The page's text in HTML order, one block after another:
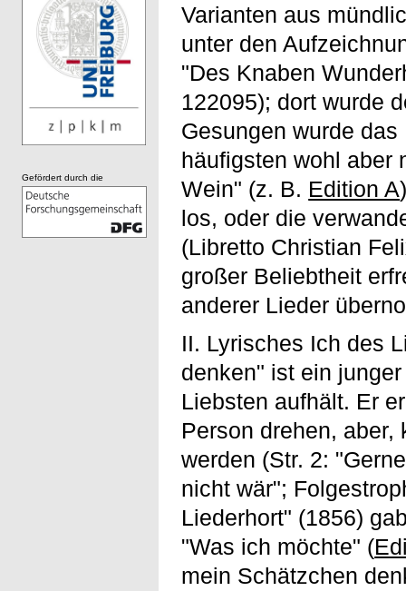
Varianten aus
unter den
"Des Knaben
122095); dort wurde
Gesungen wurde
häufigsten wohl aber
Wein" (z. B. Edition A
los, oder die
(Libretto Christian
großer Beliebtheit
anderer Lieder
II. Lyrisches Ich des
denken" ist ein
Liebsten aufhält. Er
Person drehen,
werden (Str. 2:
nicht wär";
Liederhort" (1856)
"Was ich möchte" (
mein Schätzchen
Gefördert durch die